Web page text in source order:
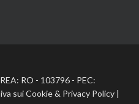
RO - 103796 - PEC:
sui Cookie& Privacy Policy|